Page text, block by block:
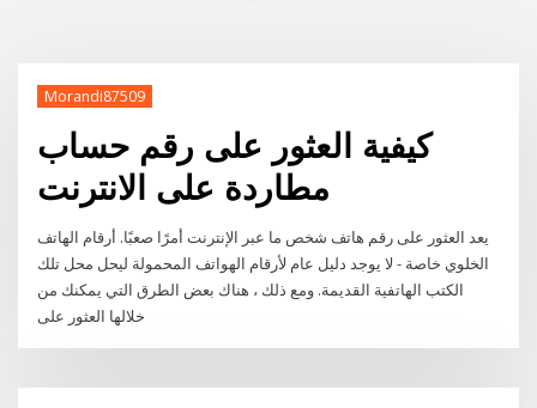
Morandi87509
كيفية العثور على رقم حساب
مطاردة على الانترنت
يعد العثور على رقم هاتف شخص ما عبر الإنترنت أمرًا صعبًا. أرقام الهاتف
الخلوي خاصة - لا يوجد دليل عام لأرقام الهواتف المحمولة ليحل محل تلك
الكتب الهاتفية القديمة. ومع ذلك ، هناك بعض الطرق التي يمكنك من
خلالها العثور على